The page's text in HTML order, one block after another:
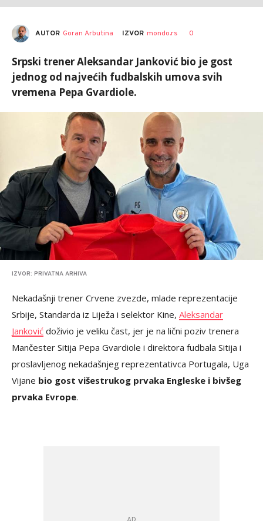
AUTOR Goran Arbutina IZVOR mondo.rs 0
Srpski trener Aleksandar Janković bio je gost
jednog od najvećih fudbalskih umova svih
vremena Pepa Gvardiole.
IZVOR: PRIVATNA ARHIVA
Nekadašnji trener Crvene zvezde, mlade reprezentacije
Srbije, Standarda iz Liježa i selektor Kine, Aleksandar
Janković doživio je veliku čast, jer je na lični poziv trenera
Mančester Sitija Pepa Gvardiole i direktora fudbala Sitija i
proslavljenog nekadašnjeg reprezentativca Portugala, Uga
Vijane bio gost višestrukog prvaka Engleske i bivšeg
prvaka Evrope.